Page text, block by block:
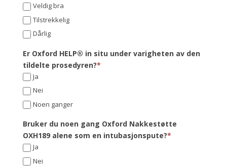
Veldig bra
Tilstrekkelig
Dårlig
Er Oxford HELP® in situ under varigheten av den
tildelte prosedyren?*
Ja
Nei
Noen ganger
Bruker du noen gang Oxford Nakkestøtte
OXH189 alene som en intubasjonspute?*
Ja
Nei